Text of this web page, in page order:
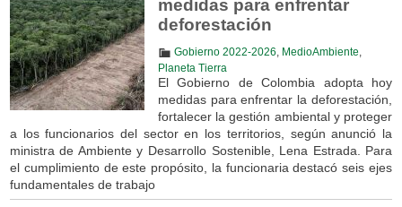
medidas para enfrentar
deforestación
Gobierno 2022-2026 MedioAmbiente
Planeta Tierra
El Gobierno de Colombia adopta hoy
medidas para enfrentar la deforestación,
fortalecer la gestión ambiental y proteger
a los funcionarios del sector en los territorios, según anunció la
ministra de Ambiente y Desarrollo Sostenible, Lena Estrada. Para
el cumplimiento de este propósito, la funcionaria destacó seis ejes
fundamentales de trabajo